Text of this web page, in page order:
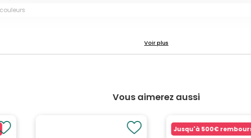
Vous aimerez aussi
Jusqu'à 500€